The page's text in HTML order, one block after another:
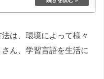
は、環境によって様々
ん、学習言語を生活に